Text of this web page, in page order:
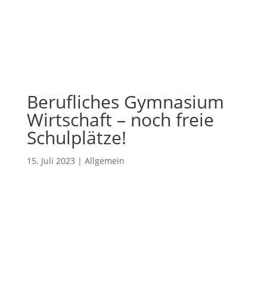
Berufliches Gymnasium
Wirtschaft – noch freie
Schulplätze!
15. Juli 2023 | Allgemein